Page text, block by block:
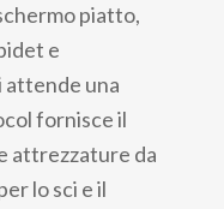
piatto,
e
attende una
fornisce il
attrezzature da
lo sci e il